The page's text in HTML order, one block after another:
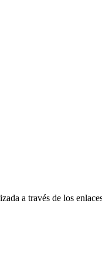
a través de los